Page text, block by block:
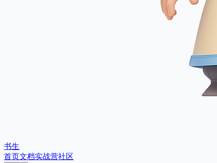
书生
首页文档实战营社区